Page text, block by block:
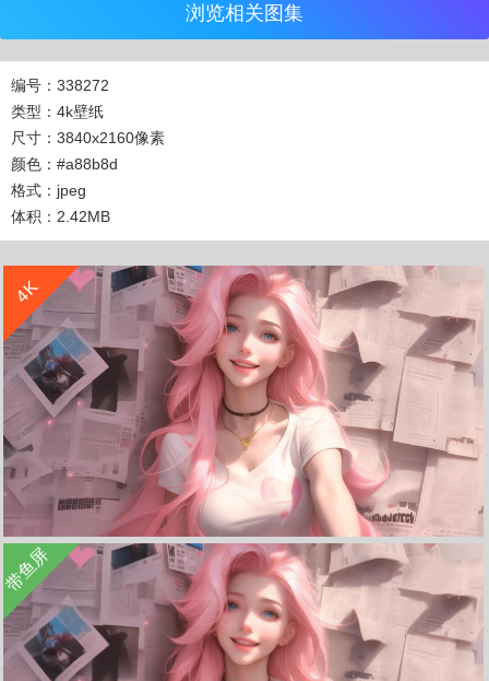
浏览相关图集
编号：338272
类型：4k壁纸
尺寸：3840x2160像素
颜色：#a88b8d
格式：jpeg
体积：2.42MB
4K
萨勒芬妮 微笑女孩 报纸墙 4k壁纸 3840x2160
立 即 下 载
收 藏
带鱼屏
立 即 下 载
收 藏